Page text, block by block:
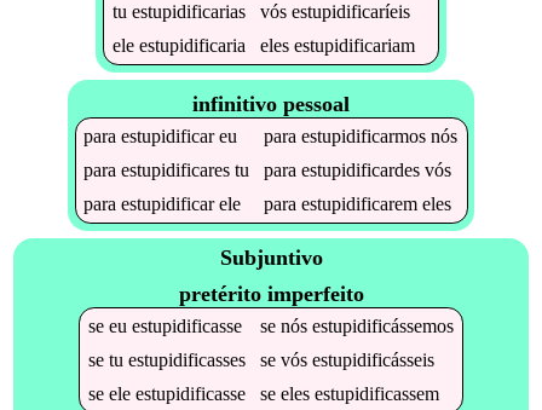
tu estupidificarias vós estupidificaríeis
ele estupidificaria eles estupidificariam
infinitivo pessoal
paraestupidificareu paraestupidificarmos nós
paraestupidificares tu paraestupidificardes vós
paraestupidificarele paraestupidificarem eles
Subjuntivo
pretérito imperfeito
se eu estupidificasse se nós estupidificássemos
se tu estupidificasses se vós estupidificásseis
se ele estupidificasse se eles estupidificassem